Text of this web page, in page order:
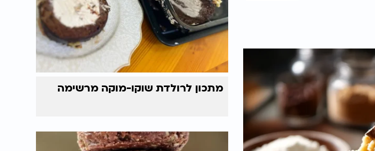
מתכון לרולדת שוקו-מוקה מרשימה